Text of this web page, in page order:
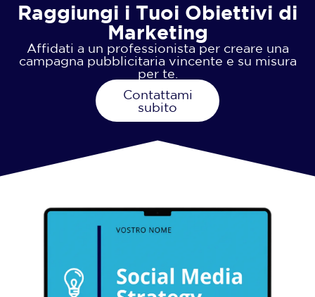
Raggiungi i Tuoi Obiettivi di
Marketing
Affidati a un professionista per creare una
campagna pubblicitaria vincente e su misura
per te.
Contattami
subito